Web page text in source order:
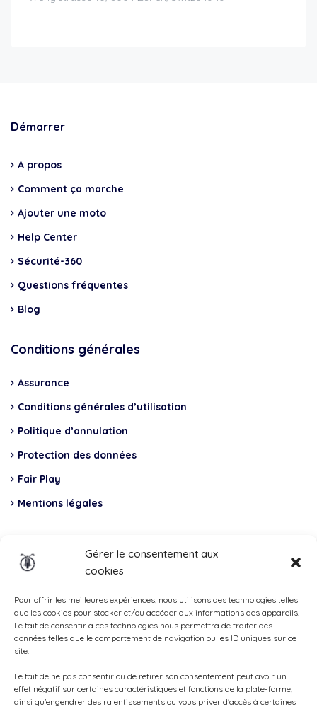
Gérer le consentement aux
cookies
Pour offrir les meilleures expériences, nous utilisons des technologies telles
que les cookies pour stocker et/ou accéder aux informations des appareils.
Le fait de consentir à ces technologies nous permettra de traiter des
données telles que le comportement de navigation ou les ID uniques sur ce
site.
Le fait de ne pas consentir ou de retirer son consentement peut avoir un
effet négatif sur certaines caractéristiques et fonctions de la plate-forme,
ainsi qu'engendrer des ralentissements ou vous priver d'accès à certaines
Démarrer
A propos
Comment ça marche
Ajouter une moto
Help Center
Sécurité-360
Questions fréquentes
Blog
Conditions générales
Assurance
Conditions générales d’utilisation
Politique d’annulation
Protection des données
Fair Play
Mentions légales
Total Casco, Partner
Methods
of
payment